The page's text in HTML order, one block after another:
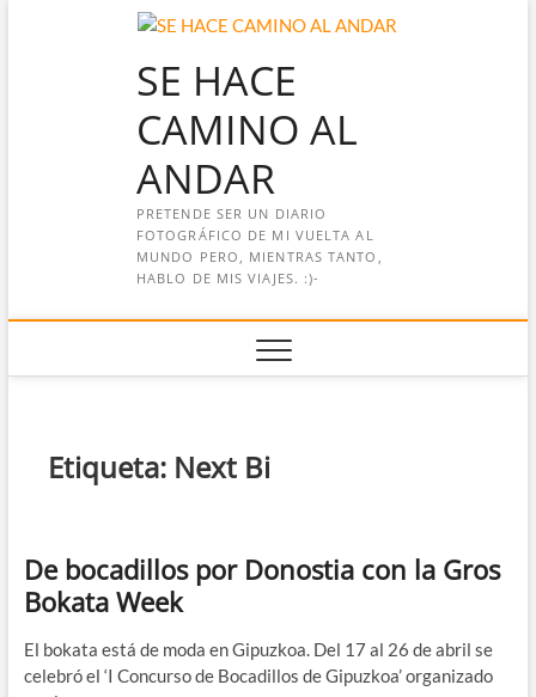
SE HACE
CAMINO AL
ANDAR
PRETENDE SER UN DIARIO
FOTOGRÁFICO DE MI VUELTA AL
MUNDO PERO, MIENTRAS TANTO,
HABLO DE MIS VIAJES. :)-
Etiqueta: Next Bi
De bocadillos por Donostia con la Gros
Bokata Week
El bokata está de moda en Gipuzkoa. Del 17 al 26 de abril se
celebró el ‘I Concurso de Bocadillos de Gipuzkoa’ organizado